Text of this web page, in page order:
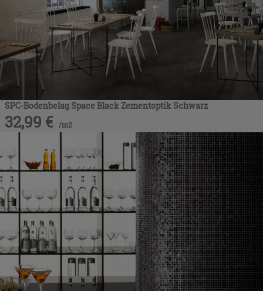
SPC-Bodenbelag Space Black Zementoptik Schwarz
32,99 € /m2